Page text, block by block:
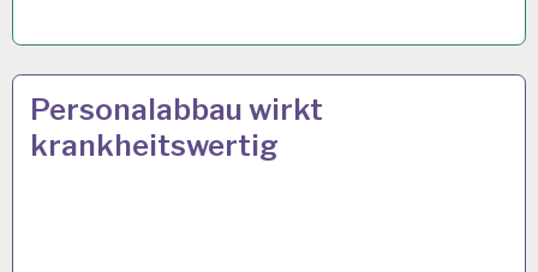
ARBEIT
UND
GESUNDHEIT…
Personalabbau wirkt
krankheitswertig
17 FEB. 2022